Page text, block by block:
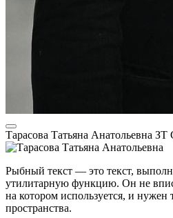
Тарасова Татьяна Анатольевна ЗТ
Рыбный текст — это текст,
утилитарную функцию. Он не
на котором используется, и нужен
пространства.